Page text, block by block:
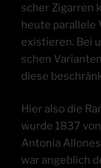
scher Zigar­ren
heu­te par­al­le­le
exis­tie­ren. Bei
schen
die­se
Hier also die
wur­de 1837
Anto­nia
war angeb­lich